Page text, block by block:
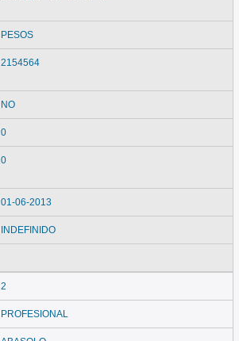
PESOS
2154564
NO
0
0
01-06-2013
INDEFINIDO
2
PROFESIONAL